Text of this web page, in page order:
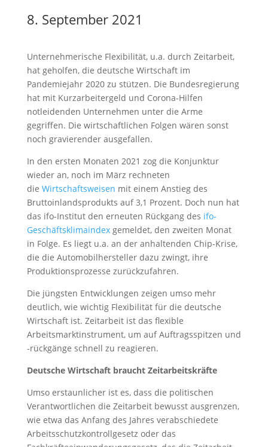
8. September 2021
Unternehmerische Flexibilität, u.a. durch Zeitarbeit,
hat geholfen, die deutsche Wirtschaft im
Pandemiejahr 2020 zu stützen. Die Bundesregierung
hat mit Kurzarbeitergeld und Corona-Hilfen
notleidenden Unternehmen unter die Arme
gegriffen. Die wirtschaftlichen Folgen wären sonst
noch gravierender ausgefallen.
In den ersten Monaten 2021 zog die Konjunktur
wieder an, noch im März rechneten
die Wirtschaftsweisen mit einem Anstieg des
Bruttoinlandsprodukts auf 3,1 Prozent. Doch nun hat
das ifo-Institut den erneuten Rückgang des ifo-
Geschäftsklimaindexgemeldet, den zweiten Monat
in Folge. Es liegt u.a. an der anhaltenden Chip-Krise,
die die Automobilhersteller dazu zwingt, ihre
Produktionsprozesse zurückzufahren.
Die jüngsten Entwicklungen zeigen umso mehr
deutlich, wie wichtig Flexibilität für die deutsche
Wirtschaft ist. Zeitarbeit ist das flexible
Arbeitsmarktinstrument, um auf Auftragsspitzen und
-rückgänge schnell zu reagieren.
Deutsche Wirtschaft braucht Zeitarbeitskräfte
Umso erstaunlicher ist es, dass die politischen
Verantwortlichen die Zeitarbeit bewusst ausgrenzen,
wie etwa das Anfang des Jahres verabschiedete
Arbeitsschutzkontrollgesetz oder das